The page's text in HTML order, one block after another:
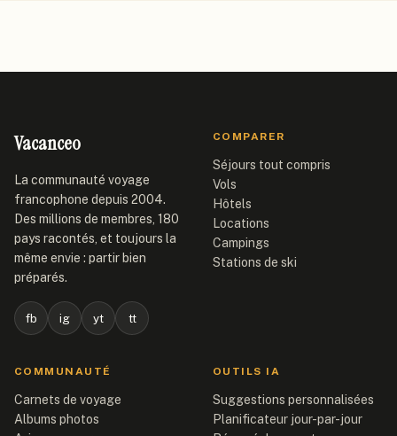
Vacanceo
La communauté voyage
francophone depuis 2004.
Des millions de membres, 180
pays racontés, et toujours la
même envie : partir bien
préparés.
fb ig yt tt
COMPARER
Séjours tout compris
Vols
Hôtels
Locations
Campings
Stations de ski
COMMUNAUTÉ
Carnets de voyage
Albums photos
OUTILS IA
Suggestions personnalisées
Planificateur jour-par-jour